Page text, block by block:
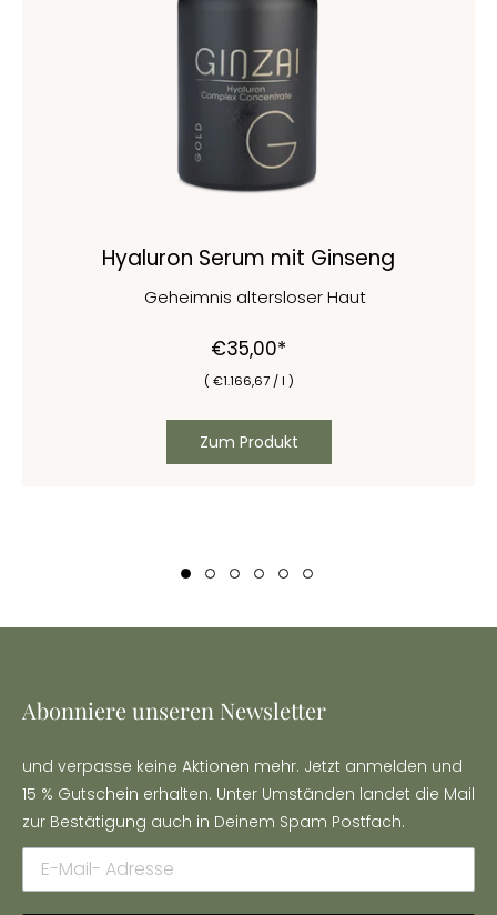
Hyaluron Serum mit Ginseng
Geheimnis altersloser Haut
€35,00*
(€1.166,67 / l )
Zum Produkt
Abonniere unseren Newsletter
und verpasse keine Aktionen mehr. Jetzt anmelden und
15 % Gutschein erhalten. Unter Umständen landet die Mail
zur Bestätigung auch in Deinem Spam Postfach.